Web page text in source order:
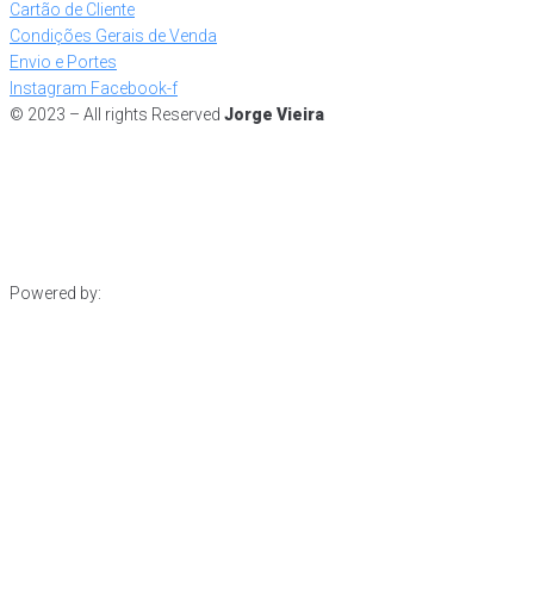
Cartão de Cliente
Condições Gerais de Venda
Envio e Portes
Instagram Facebook-f
© 2023 – All rights Reserved Jorge Vieira
Powered by: